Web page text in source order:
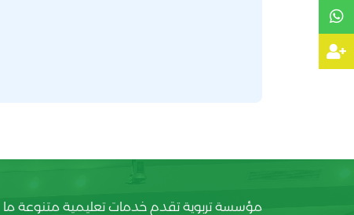
مؤسسة تربوية تقدم خدمات تعليمية متنوعة ما